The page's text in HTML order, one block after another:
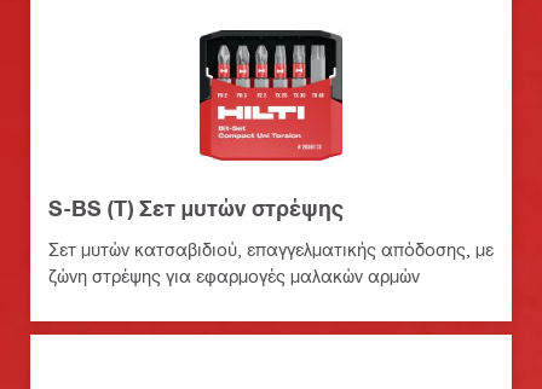
S-BS (T) Σετ μυτών στρέψης
Σετ μυτών κατσαβιδιού, επαγγελματικής απόδοσης, με
ζώνη στρέψης για εφαρμογές μαλακών αρμών